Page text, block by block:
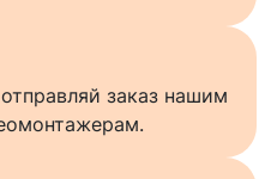
заказ нашим